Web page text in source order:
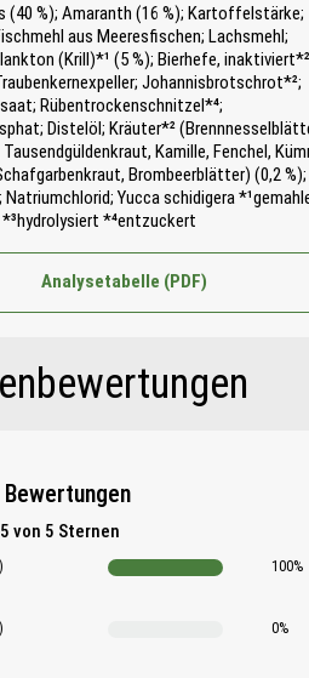
(40 %); Amaranth (16 %); Kartoffelstärke;
aus Meeresfischen; Lachsmehl;
(Krill)*¹ (5 %); Bierhefe,
Johannisbrotschrot*²;
Rübentrockenschnitzel*⁴;
Distelöl; Kräuter*²
Kamille, Fenchel,
Brombeerblätter) (0,2 %);
Natriumchlorid; Yucca schidigera
*⁴entzuckert
Analysetabelle (PDF)
Bewertung 5 von 5 Sternen
5 von 5 Sternen
100%
0%